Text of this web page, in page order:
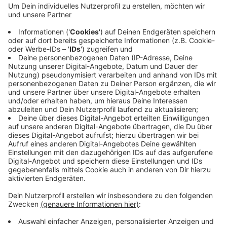
besonders genau anschauen, rät die Kreispolizei. Seit
Oktober sind in NRW falsche 5, 10 und 20 Euro-
Scheine im Umlauf, und jetzt sind davon auch welche
bei uns im Kreis gefunden worden. Auf den ersten
Blick sehen die Blüten dem Original zum Verwechseln
ähnlich. Es handelt sich oft aber um Film- oder
Theatergeld. Diese falschen Euroscheine haben kein
Wasserzeichen und auch keine unterschiedlichen
Seriennummern. Zu erkennen sind sie am Aufdruck
"Prop copy" oder "Movie Money".
Anzeige